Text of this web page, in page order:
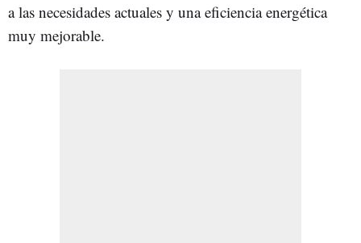
a las necesidades actuales y una eficiencia energética
muy mejorable.